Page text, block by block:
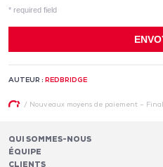
AUTEUR : REDBRIDGE
/ Nouveaux moyens de paiement –
QUI SOMMES-NOUS
ÉQUIPE
CLIENTS